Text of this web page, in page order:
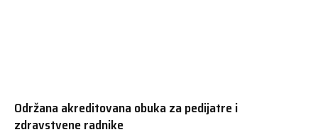
Održana akreditovana obuka za pedijatre i
zdravstvene radnike